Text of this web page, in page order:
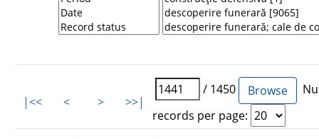
|<< < > >>|
/ 1450
records per page: